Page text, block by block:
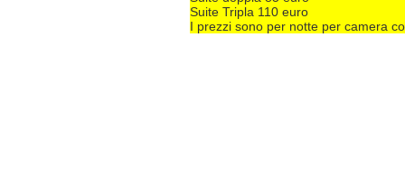
Suite Tripla 110 euro
I prezzi sono per notte per camera